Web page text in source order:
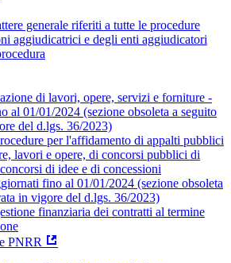
generale riferiti a tutte le procedure
aggiudicatrici e degli enti aggiudicatori
di lavori, opere, servizi e forniture -
al 01/01/2024 (sezione obsoleta a seguito
del d.lgs. 36/2023)
per l'affidamento di appalti pubblici
lavori e opere, di concorsi pubblici di
di idee e di concessioni
fino al 01/01/2024 (sezione obsoleta
in vigore del d.lgs. 36/2023)
finanziaria dei contratti al termine
PNRR